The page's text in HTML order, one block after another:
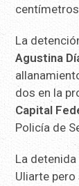
La
Agustina
dos en la
Capital
Policía de
La
Uliarte